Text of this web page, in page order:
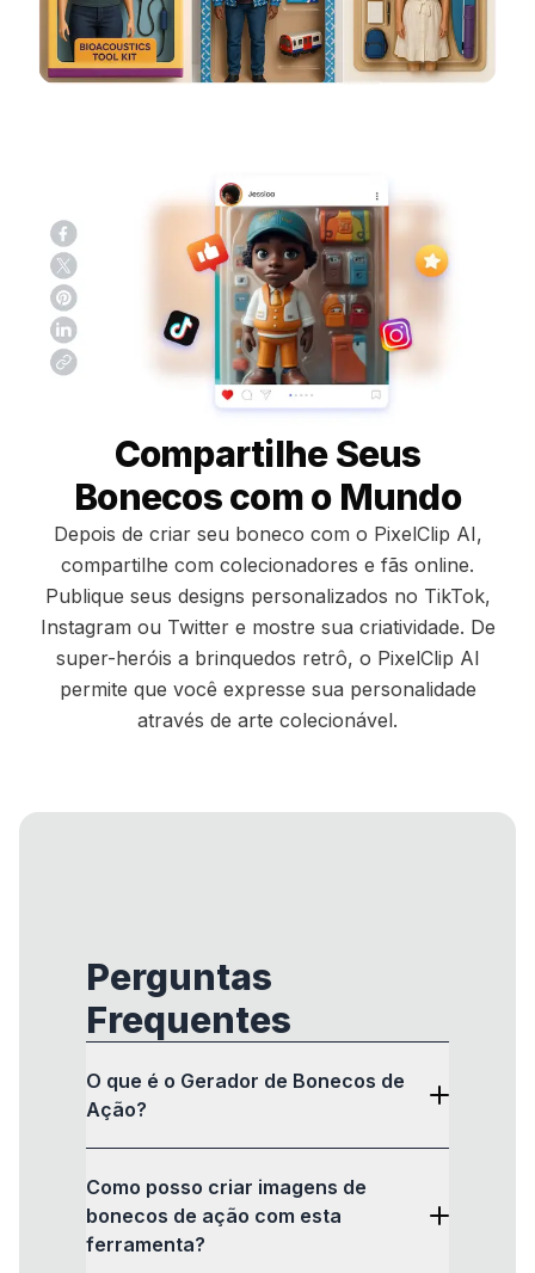
Compartilhe Seus
Bonecos com o Mundo
Depois de criar seu boneco com o PixelClip AI,
compartilhe com colecionadores e fãs online.
Publique seus designs personalizados no TikTok,
Instagram ou Twitter e mostre sua criatividade. De
super-heróis a brinquedos retrô, o PixelClip AI
permite que você expresse sua personalidade
através de arte colecionável.
Perguntas
Frequentes
O que é o Gerador de Bonecos de
Ação?
Como posso criar imagens de
bonecos de ação com esta
ferramenta?